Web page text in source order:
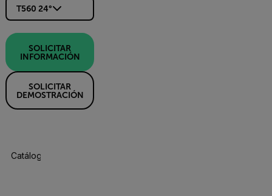
T560 24°
SOLICITAR
INFORMACIÓN
SOLICITAR
DEMOSTRACIÓN
Catálogo De Productos